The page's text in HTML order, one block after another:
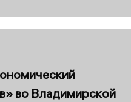
во Владимирской